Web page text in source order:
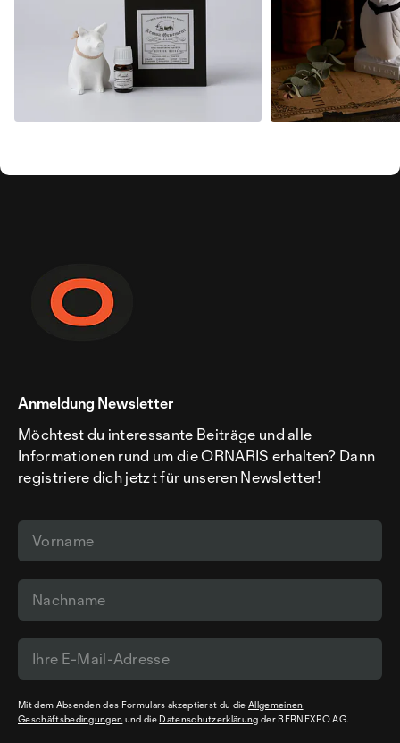
Anmeldung Newsletter
Möchtest du interessante Beiträge und alle
Informationen rund um die ORNARIS erhalten? Dann
registriere dich jetzt für unseren Newsletter!
Mit dem Absenden des Formulars akzeptierst du dieAllgemeinen
Geschäftsbedingungen und die Datenschutzerklärung der BERNEXPO AG.